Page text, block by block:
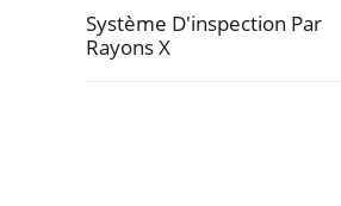
Système D'inspection Par
Rayons X